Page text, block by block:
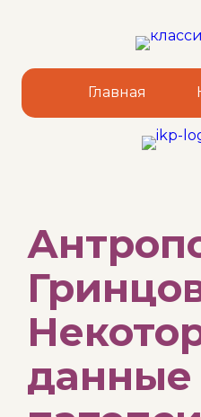
Главная
данные